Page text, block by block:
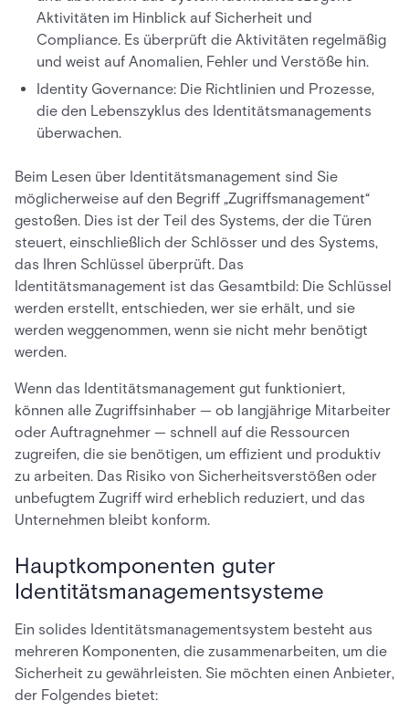
Aktivitäten im Hinblick auf Sicherheit und
Compliance. Es überprüft die Aktivitäten regelmäßig
und weist auf Anomalien, Fehler und Verstöße hin.
Identity Governance: Die Richtlinien und Prozesse,
die den Lebenszyklus des Identitätsmanagements
überwachen.
Beim Lesen über Identitätsmanagement sind Sie
möglicherweise auf den Begriff „Zugriffsmanagement“
gestoßen. Dies ist der Teil des Systems, der die Türen
steuert, einschließlich der Schlösser und des Systems,
das Ihren Schlüssel überprüft. Das
Identitätsmanagement ist das Gesamtbild: Die Schlüssel
werden erstellt, entschieden, wer sie erhält, und sie
werden weggenommen, wenn sie nicht mehr benötigt
werden.
Wenn das Identitätsmanagement gut funktioniert,
können alle Zugriffsinhaber — ob langjährige Mitarbeiter
oder Auftragnehmer — schnell auf die Ressourcen
zugreifen, die sie benötigen, um effizient und produktiv
zu arbeiten. Das Risiko von Sicherheitsverstößen oder
unbefugtem Zugriff wird erheblich reduziert, und das
Unternehmen bleibt konform.
Hauptkomponenten guter
Identitätsmanagementsysteme
Ein solides Identitätsmanagementsystem besteht aus
mehreren Komponenten, die zusammenarbeiten, um die
Sicherheit zu gewährleisten. Sie möchten einen Anbieter,
der Folgendes bietet: